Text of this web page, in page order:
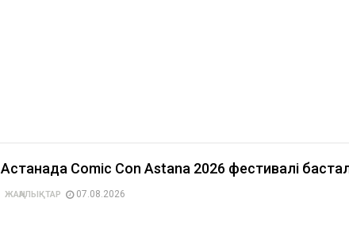
Астанада Comic Con Astana 2026 фестивалі
ЖАҢАЛЫҚТАР 07.08.2026